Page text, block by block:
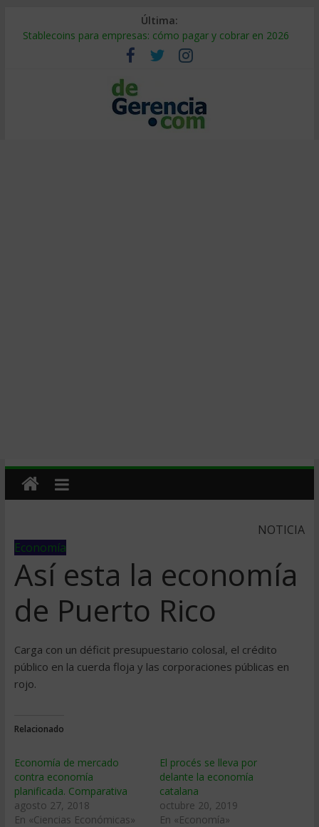
Última:
Stablecoins para empresas: cómo pagar y cobrar en 2026
Despido silencioso: qué es y por qué sale tan caro
IA en selección de personal: cómo auditarla a tiempo
Trabajo forzoso en la cadena de suministro: qué hacer
Mercado hispano de EE. UU.: cómo segmentarlo y venderle
NOTICIA
Economía
Así­ esta la economí­a
de Puerto Rico
Carga con un déficit presupuestario colosal, el crédito
público en la cuerda floja y las corporaciones públicas en
rojo.
Relacionado
Economía de mercado
contra economía
planificada. Comparativa
agosto 27, 2018
En «Ciencias Económicas»
El procés se lleva por
delante la economía
catalana
octubre 20, 2019
En «Economía»